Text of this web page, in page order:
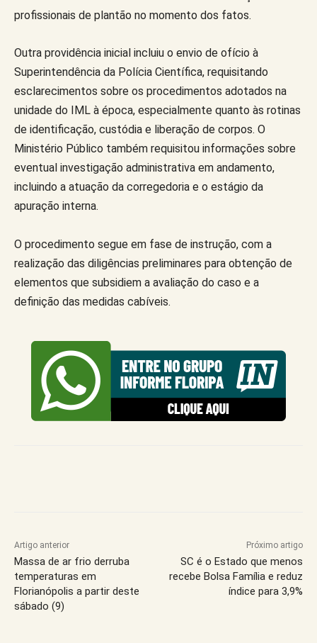
profissionais de plantão no momento dos fatos.
Outra providência inicial incluiu o envio de ofício à
Superintendência da Polícia Científica, requisitando
esclarecimentos sobre os procedimentos adotados na
unidade do IML à época, especialmente quanto às rotinas
de identificação, custódia e liberação de corpos. O
Ministério Público também requisitou informações sobre
eventual investigação administrativa em andamento,
incluindo a atuação da corregedoria e o estágio da
apuração interna.
O procedimento segue em fase de instrução, com a
realização das diligências preliminares para obtenção de
elementos que subsidiem a avaliação do caso e a
definição das medidas cabíveis.
Artigo anterior
Massa de ar frio derruba
temperaturas em
Florianópolis a partir deste
sábado (9)
Próximo artigo
SC é o Estado que menos
recebe Bolsa Família e reduz
índice para 3,9%